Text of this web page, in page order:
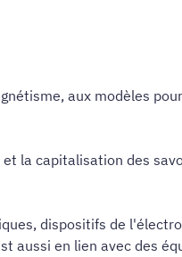
aux modèles
la capitalisation des
dispositifs de
aussi en lien avec des